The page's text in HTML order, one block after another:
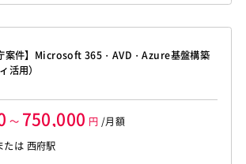
案件】Microsoft 365・AVD・Azure基盤構築
活用）
～ 750,000 円 /月額
たは 西府駅